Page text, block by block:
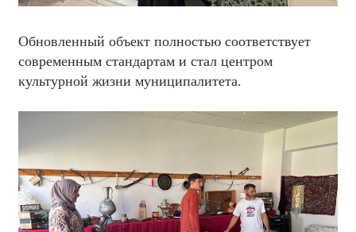
Обновленный объект полностью соответствует
современным стандартам и стал центром
культурной жизни муниципалитета.